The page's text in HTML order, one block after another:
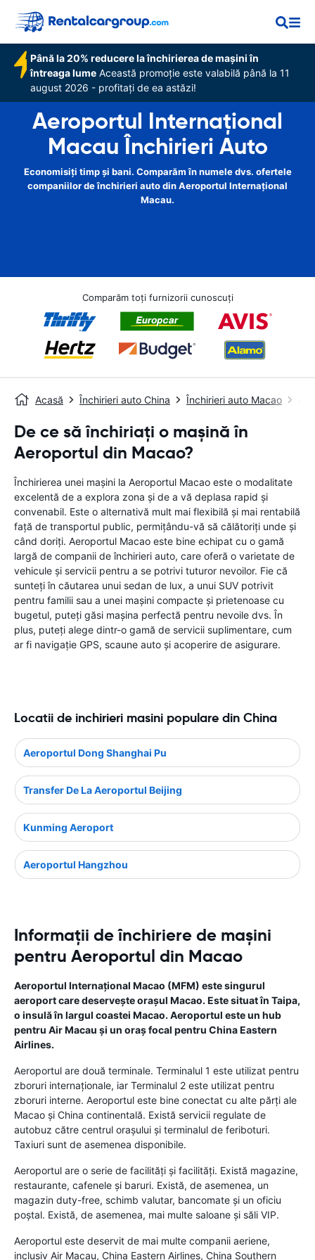
Până la 20% reducere la închirierea de mașini în
întreaga lume Această promoție este valabilă până la 11
august 2026 - profitați de ea astăzi!
Aeroportul Internațional
Macau Închirieri Auto
Economisiți timp și bani. Comparăm în numele dvs. ofertele
companiilor de închirieri auto din Aeroportul Internațional
Macau.
Comparăm toți furnizorii cunoscuți
Acasă Închirieri auto China Închirieri auto Macao
De ce să închiriați o mașină în
Aeroportul din Macao?
Închirierea unei mașini la Aeroportul Macao este o modalitate
excelentă de a explora zona și de a vă deplasa rapid și
convenabil. Este o alternativă mult mai flexibilă și mai rentabilă
față de transportul public, permițându-vă să călătoriți unde și
când doriți. Aeroportul Macao este bine echipat cu o gamă
largă de companii de închirieri auto, care oferă o varietate de
vehicule și servicii pentru a se potrivi tuturor nevoilor. Fie că
sunteți în căutarea unui sedan de lux, a unui SUV potrivit
pentru familii sau a unei mașini compacte și prietenoase cu
bugetul, puteți găsi mașina perfectă pentru nevoile dvs. În
plus, puteți alege dintr-o gamă de servicii suplimentare, cum
ar fi navigație GPS, scaune auto și acoperire de asigurare.
Locatii de inchirieri masini populare din China
Aeroportul Dong Shanghai Pu
Transfer De La Aeroportul Beijing
Kunming Aeroport
Aeroportul Hangzhou
Informații de închiriere de mașini
pentru Aeroportul din Macao
Aeroportul Internațional Macao (MFM) este singurul
aeroport care deservește orașul Macao. Este situat în Taipa,
o insulă în largul coastei Macao. Aeroportul este un hub
pentru Air Macau și un oraș focal pentru China Eastern
Airlines.
Aeroportul are două terminale. Terminalul 1 este utilizat pentru
zboruri internaționale, iar Terminalul 2 este utilizat pentru
zboruri interne. Aeroportul este bine conectat cu alte părți ale
Macao și China continentală. Există servicii regulate de
autobuz către centrul orașului și terminalul de feriboturi.
Taxiuri sunt de asemenea disponibile.
Aeroportul are o serie de facilități și facilități. Există magazine,
restaurante, cafenele și baruri. Există, de asemenea, un
magazin duty-free, schimb valutar, bancomate și un oficiu
poștal. Există, de asemenea, mai multe saloane și săli VIP.
Aeroportul este deservit de mai multe companii aeriene,
inclusiv Air Macau, China Eastern Airlines, China Southern